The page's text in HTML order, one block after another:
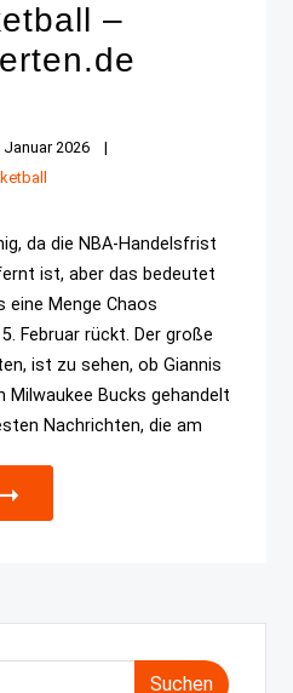
–
Januar 2026
da die NBA-Handelsfrist
ist, aber das bedeutet
eine Menge Chaos
Februar rückt. Der große
ist zu sehen, ob Giannis
Bucks gehandelt
Nachrichten, die am